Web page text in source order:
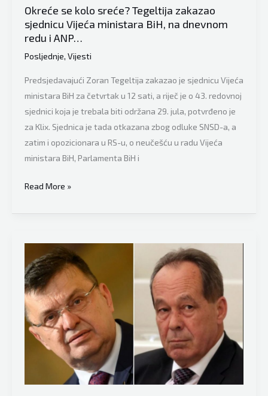
rasformiranja
UIO
tako
da
ne
brinite
za
vaš
Okreće se kolo sreće? Tegeltija zakazao
sjednicu Vijeća ministara BiH, na dnevnom
redu i ANP…
Posljednje, Vijesti
Predsjedavajući Zoran Tegeltija zakazao je sjednicu Vijeća
ministara BiH za četvrtak u 12 sati, a riječ je o 43. redovnoj
sjednici koja je trebala biti održana 29. jula, potvrđeno je
za Klix. Sjednica je tada otkazana zbog odluke SNSD-a, a
zatim i opozicionara u RS-u, o neučešću u radu Vijeća
ministara BiH, Parlamenta BiH i
Okreće
kolo
zakazao
sjednicu
Vijeća
ministara
BiH,
dnevnom
i
Read More »